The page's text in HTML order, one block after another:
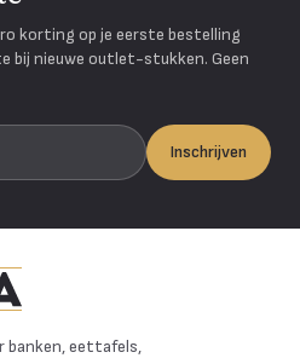
korting op je eerste bestelling
bij nieuwe outlet-stukken. Geen
Inschrijven
banken, eettafels,